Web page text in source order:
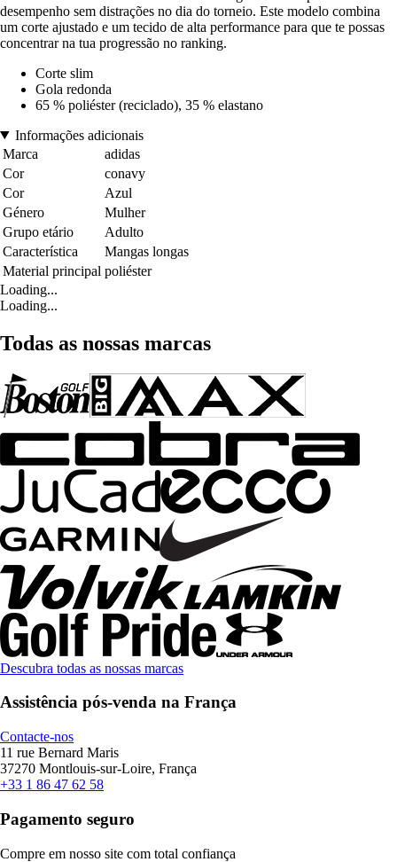
desempenho sem distrações no dia do torneio. Este modelo combina
um corte ajustado e um tecido de alta performance para que te possas
concentrar na tua progressão no ranking.
Corte slim
Gola redonda
65 % poliéster (reciclado), 35 % elastano
Informações adicionais
Marca
adidas
Cor
conavy
Cor
Azul
Género
Mulher
Grupo etário
Adulto
Característica
Mangas longas
Material principal poliéster
Loading...
Loading...
Todas as nossas marcas
Descubra todas as nossas marcas
Assistência pós-venda na França
Contacte-nos
11 rue Bernard Maris
37270 Montlouis-sur-Loire, França
+33 1 86 47 62 58
Pagamento seguro
Compre em nosso site com total confiança